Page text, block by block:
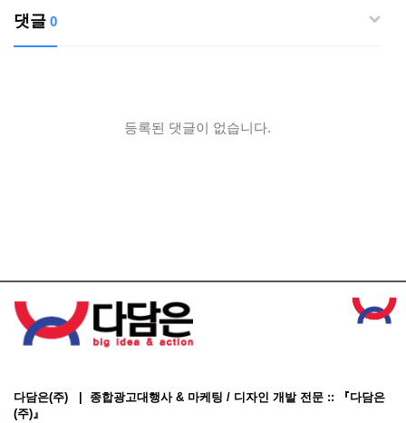
댓글 0
등록된 댓글이 없습니다.
다담은(주) | 종합광고대행사 & 마케팅 / 디자인 개발 전문 :: 『다담은
(주)』